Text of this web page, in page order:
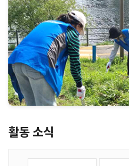
활동 소식